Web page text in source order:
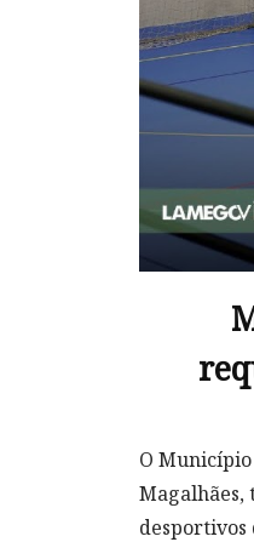
O
Magalhães,
desportivos